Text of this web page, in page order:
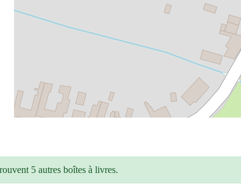
5 autres boîtes à livres.